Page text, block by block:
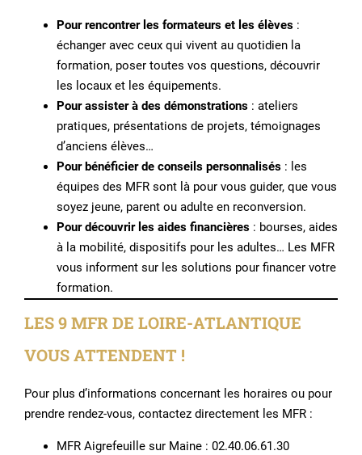
Pour rencontrer les formateurs et les élèves :
échanger avec ceux qui vivent au quotidien la
formation, poser toutes vos questions, découvrir
les locaux et les équipements.
Pour assister à des démonstrations : ateliers
pratiques, présentations de projets, témoignages
d’anciens élèves…
Pour bénéficier de conseils personnalisés : les
équipes des MFR sont là pour vous guider, que vous
soyez jeune, parent ou adulte en reconversion.
Pour découvrir les aides financières : bourses, aides
à la mobilité, dispositifs pour les adultes… Les MFR
vous informent sur les solutions pour financer votre
formation.
LES 9 MFR DE LOIRE-ATLANTIQUE
VOUS ATTENDENT !
Pour plus d’informations concernant les horaires ou pour
prendre rendez-vous, contactez directement les MFR :
MFR Aigrefeuille sur Maine : 02.40.06.61.30